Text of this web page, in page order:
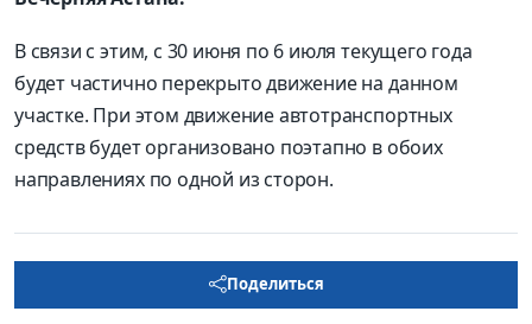
В связи с этим, с 30 июня по 6 июля текущего года
будет частично перекрыто движение на данном
участке. При этом движение автотранспортных
средств будет организовано поэтапно в обоих
направлениях по одной из сторон.
Поделиться